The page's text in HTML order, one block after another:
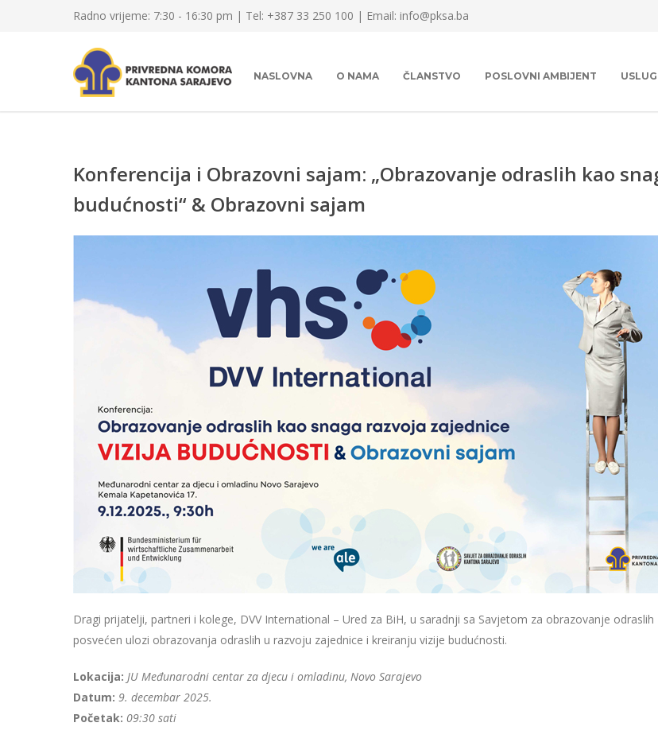
Radno vrijeme: 7:30 - 16:30 pm | Tel: +387 33 250 100 | Email: info@pksa.ba
NASLOVNA O NAMA ČLANSTVO POSLOVNI AMBIJENT
Konferencija i Obrazovni sajam: „Obrazovanje odraslih kao
budućnosti“ & Obrazovni sajam
Dragi prijatelji, partneri i kolege, DVV International – Ured za BiH, u saradnji sa Savjetom za obrazovanje
posvećen ulozi obrazovanja odraslih u razvoju zajednice i kreiranju vizije budućnosti.
Lokacija: JU Međunarodni centar za djecu i omladinu, Novo Sarajevo
Datum: 9. decembar 2025.
Početak: 09:30 sati